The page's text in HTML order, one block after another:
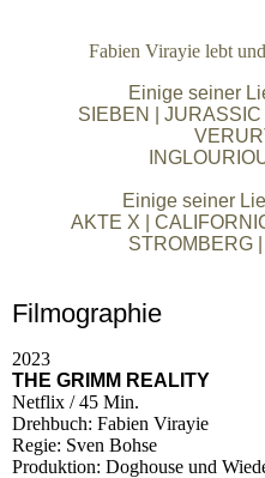
Fabien Virayie lebt
Einige seiner
SIEBEN |
Einige seiner
AKTE X |
STROMBERG
Filmographie
2023
THE GRIMM REALITY
Netflix / 45 Min.
Drehbuch: Fabien Virayie
Regie: Sven Bohse
Produktion: Doghouse und